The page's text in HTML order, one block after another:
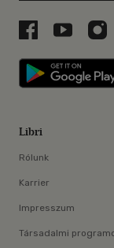
Libri aLibri a
Libri
Rólunk
Karrier
Impresszum
Társadalmi